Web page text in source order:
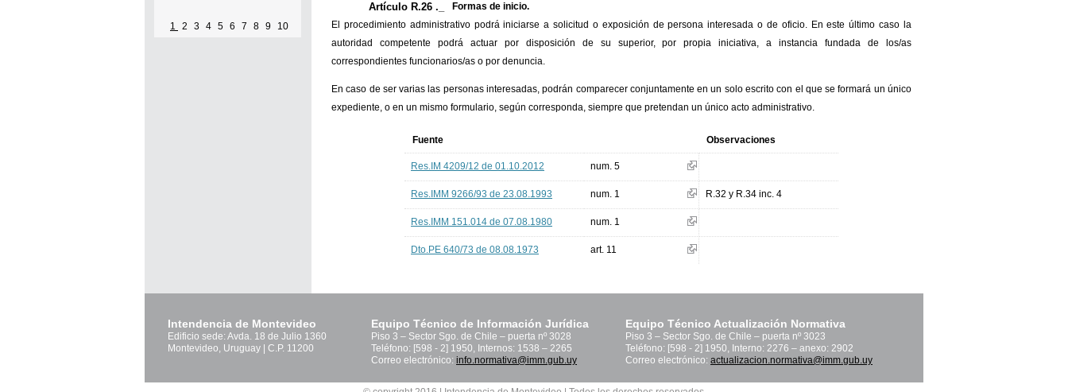
1 2 3 4 5 6 7 8 9 10
Artículo R.26 ._
Formas de inicio.
El procedimiento administrativo podrá iniciarse a solicitud o exposición de persona interesada o de oficio. En este último caso la
autoridad competente podrá actuar por disposición de su superior, por propia iniciativa, a instancia fundada de los/as
correspondientes funcionarios/as o por denuncia.
En caso de ser varias las personas interesadas, podrán comparecer conjuntamente en un solo escrito con el que se formará un único
expediente, o en un mismo formulario, según corresponda, siempre que pretendan un único acto administrativo.
Fuente Observaciones
Res.IM 4209/12 de 01.10.2012 num. 5
Res.IMM 9266/93 de 23.08.1993 num. 1 R.32 y R.34 inc. 4
Res.IMM 151.014 de 07.08.1980 num. 1
Dto.PE 640/73 de 08.08.1973 art. 11
Intendencia de Montevideo
Edificio sede: Avda. 18 de Julio 1360
Montevideo, Uruguay | C.P. 11200
Equipo Técnico Actualización Normativa
Piso 3 – Sector Sgo. de Chile – puerta nº 3023
Teléfono: [598 - 2] 1950, Interno: 2276 – anexo: 2902
Correo electrónico: actualizacion.normativa@imm.gub.uy
Equipo Técnico de Información Jurídica
Piso 3 – Sector Sgo. de Chile – puerta nº 3028
Teléfono: [598 - 2] 1950, Internos: 1538 – 2265
Correo electrónico: info.normativa@imm.gub.uy